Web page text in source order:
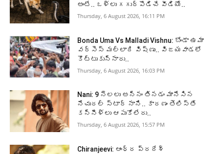
అంటే.. ఒళ్లు గగుర్పొడిచే వీడియో..
Thursday, 6 August 2026, 16:11 PM
Bonda Uma Vs Malladi Vishnu: బోండా ఉమా
వర్సెస్ మల్లాది విష్ణు.. విజయవాడలో
కొట్టుకున్నారు..
Thursday, 6 August 2026, 16:03 PM
Nani: 9 నెలలు అన్నం తినడం మానేసిన
నేచురల్ స్టార్ నాని.. కారణం తెలిస్తే
కన్నీళ్లు ఆపుకోలేరు..
Thursday, 6 August 2026, 15:57 PM
Chiranjeevi: ఆంధ్ర ప్రదేశ్